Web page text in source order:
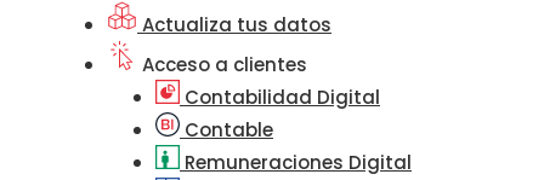
Actualiza tus datos
Acceso a clientes
Contabilidad Digital
Contable
Remuneraciones Digital